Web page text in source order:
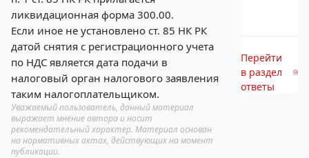
ликвидационная форма 300.00.
Если иное не установлено ст. 85 НК РК
датой снятия с регистрационного учета
по НДС является дата подачи в
налоговый орган налогового заявления
таким налогоплательщиком.
Уважаемый пользователь, данный материал
выражает мнение автора и носит
рекомендательный характер. Материал основан
на нормативных актах, действующих на момент
публикации.
Перейти
в раздел
ответы